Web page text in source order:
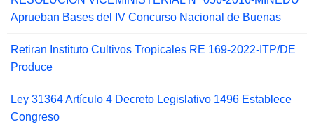
Aprueban Bases del IV Concurso Nacional de Buenas
Retiran Instituto Cultivos Tropicales RE 169-2022-ITP/DE
Produce
Ley 31364 Artículo 4 Decreto Legislativo 1496 Establece
Congreso